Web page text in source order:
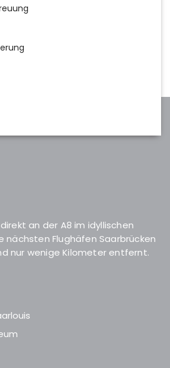
an der A8 im idyllischen
nächsten Flughäfen Saarbrücken
nur wenige Kilometer entfernt.